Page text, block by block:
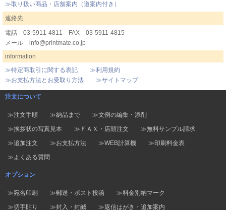
有限会社プリントメイト(PrintMate）
〒171-0014
東京都豊島区池袋2-37-1 池袋山口ビル1F
≫取り扱い商品・店舗案内（道案内付き）
連絡先
電話 03-5911-4811 FAX 03-5911-4815
information
≫特定商取引に関する表記
≫利用規約
≫お支払方法とお受取り方法
≫サイトマップ
注文について
≫注文手順
≫挨拶状の写真見本
≫ＦＡＸ・店頭注文
≫無料サンプル請求
≫追加注文
≫お支払方法 ≫WEB計算機 ≫印刷料金表